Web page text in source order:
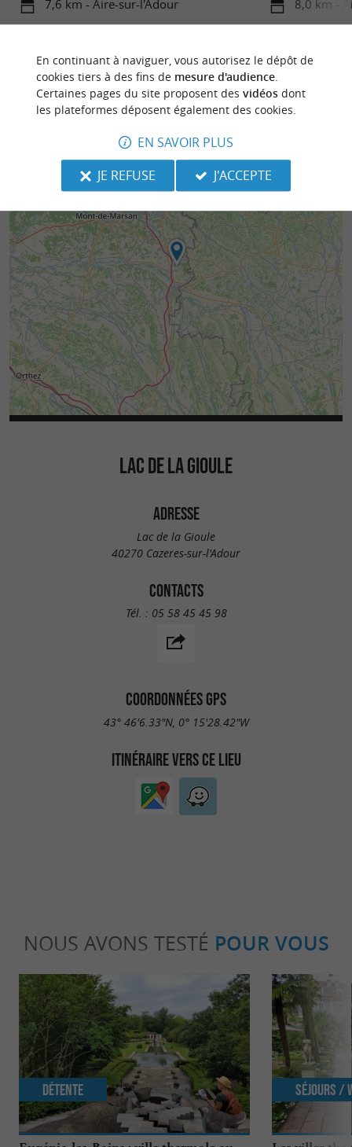
7,6 km - Aire-sur-l'Adour 8,0 km -
LAC DE LA GIOULE
ADRESSE
Lac de la Gioule
40270 Cazeres-sur-l'Adour
CONTACTS
Tél. : 05 58 45 45 98
COORDONNÉES GPS
43° 46'6.33"N, 0° 15'28.42"W
ITINÉRAIRE VERS CE LIEU
NOUS AVONS TESTÉ POUR VOUS
Détente Séjours /
En continuant à naviguer, vous autorisez le dépôt de
cookies tiers à des fins de mesure d'audience.
Certaines pages du site proposent des vidéosdont
les plateformes déposent également des cookies.
EN SAVOIR PLUS
JE REFUSE
J'ACCEPTE